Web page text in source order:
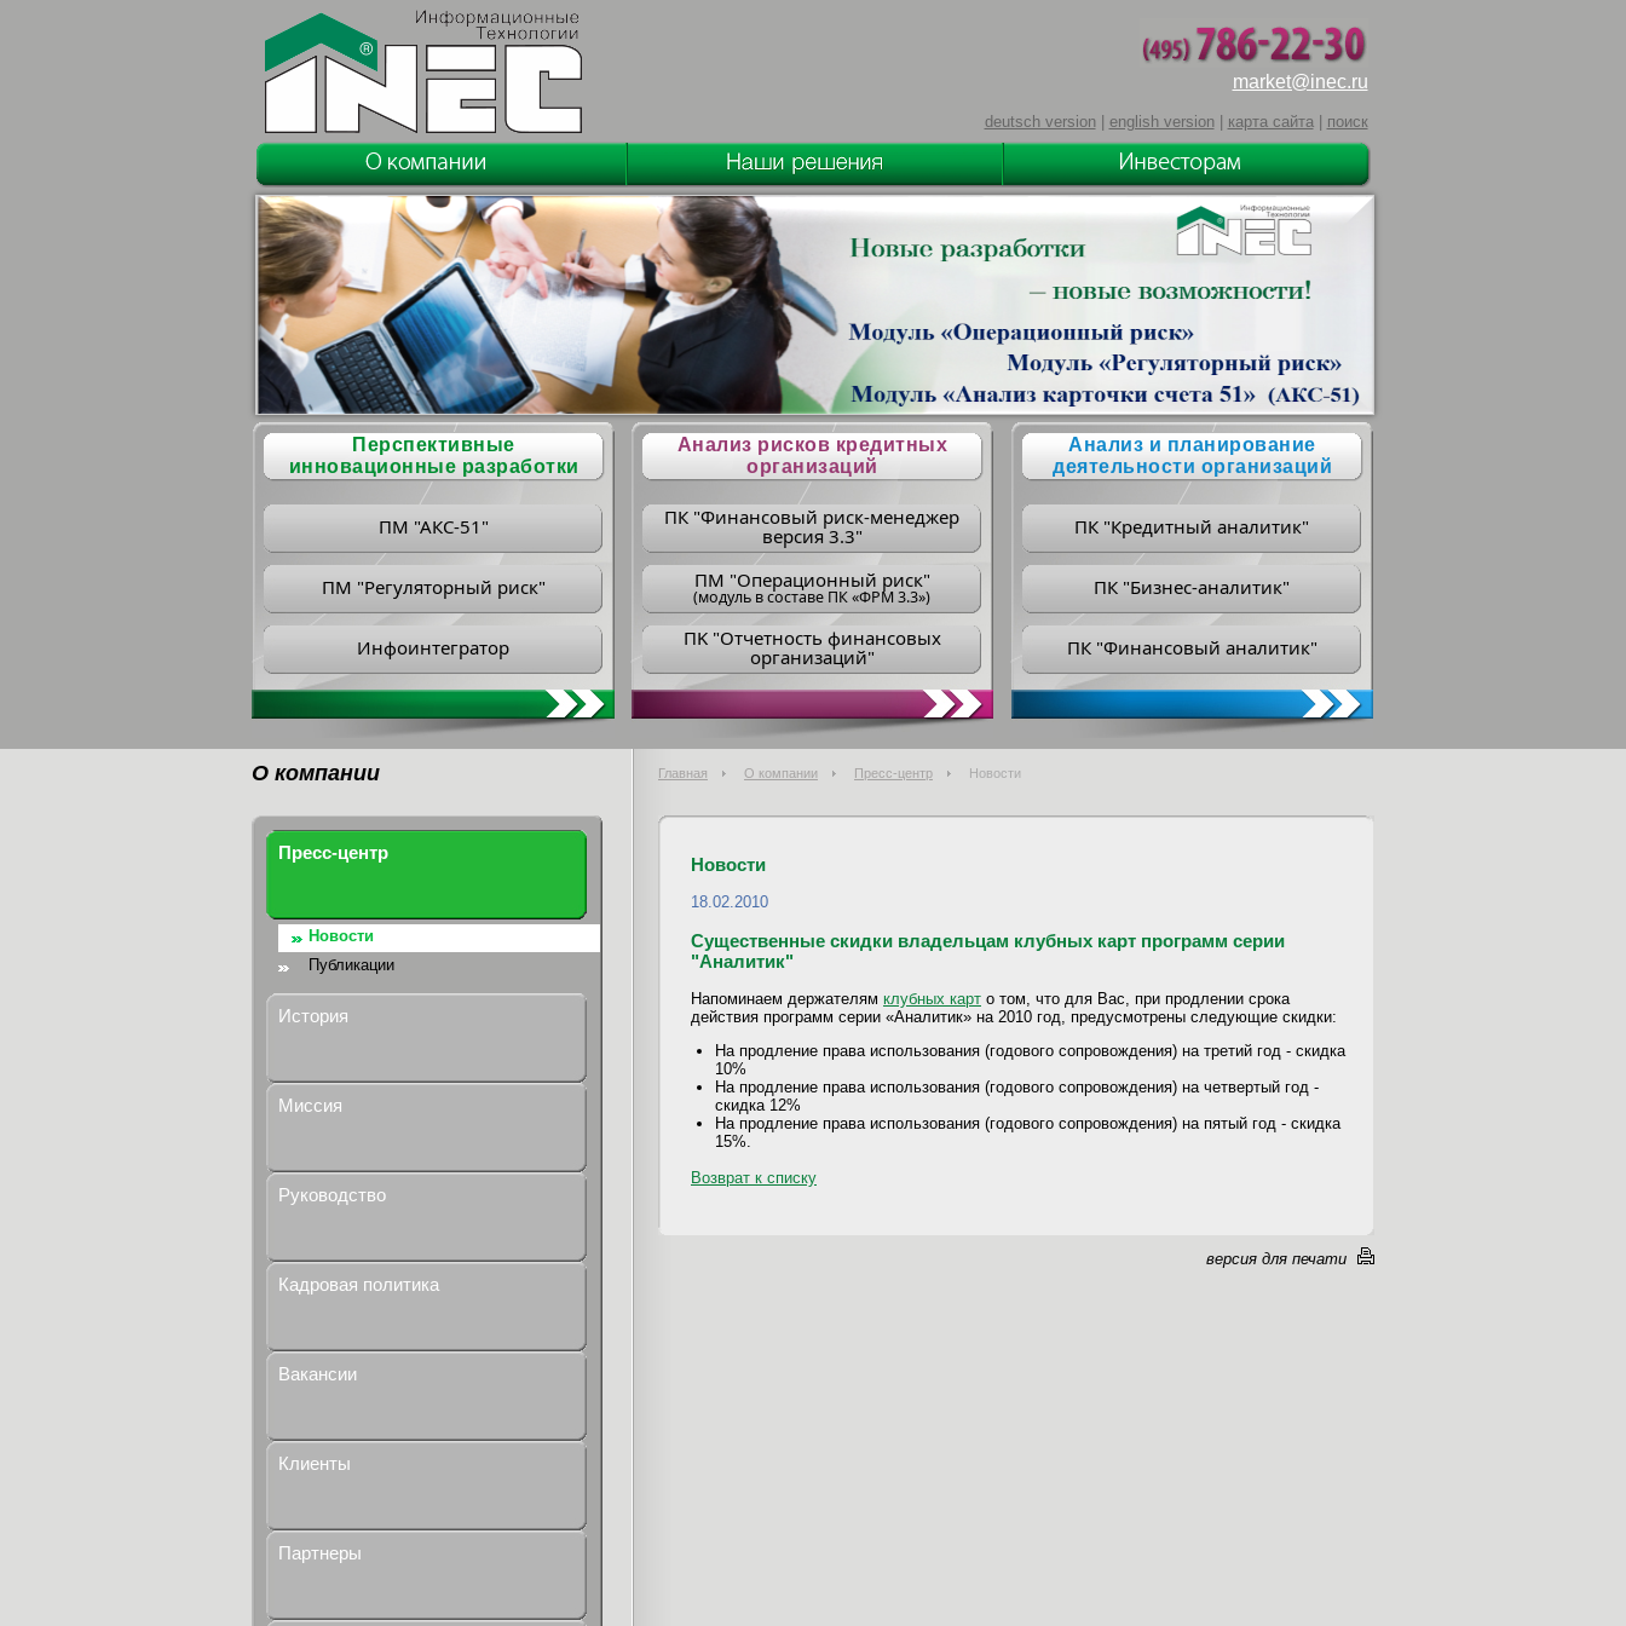
market@inec.ru
deutsch version| english version| карта сайта| поиск
Перспективные
инновационные разработки
ПМ "АКС-51"
ПМ "Регуляторный риск"
Инфоинтегратор
Анализ рисков кредитных
организаций
ПК "Финансовый риск-менеджер
версия 3.3"
ПM "Операционный риск"
(модуль в составе ПК «ФРМ 3.3»)
ПK "Отчетность финансовых
организаций"
Анализ и планирование
деятельности организаций
ПК "Кредитный аналитик"
ПК "Бизнес-аналитик"
ПК "Финансовый аналитик"
О компании Главная О компании Пресс-центр Новости
Пресс-центр
Новости
Публикации
История
Миссия
Руководство
Кадровая политика
Вакансии
Клиенты
Партнеры
Новости
18.02.2010
Существенные скидки владельцам клубных карт программ серии
"Аналитик"
Напоминаем держателям клубных карт о том, что для Вас, при продлении срока
действия программ серии «Аналитик» на 2010 год, предусмотрены следующие скидки:
На продление права использования (годового сопровождения) на третий год - скидка
10%
На продление права использования (годового сопровождения) на четвертый год -
скидка 12%
На продление права использования (годового сопровождения) на пятый год - скидка
15%.
Возврат к списку
версия для печати